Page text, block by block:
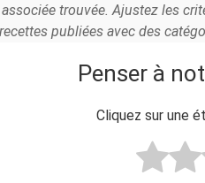
trouvée. Ajustez les
publiées avec des
Penser à
Cliquez sur une